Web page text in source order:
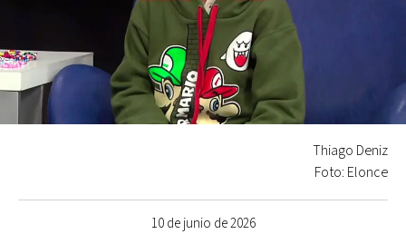
10 de junio de 2026
Thiago Deniz
Foto: Elonce